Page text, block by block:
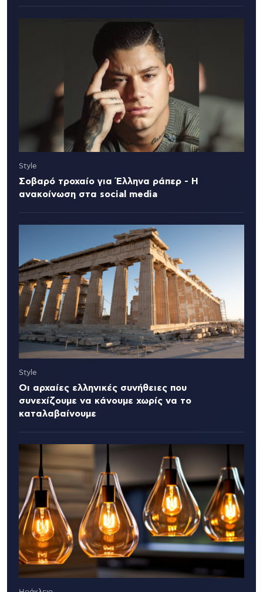
Style
Σοβαρό τροχαίο για Έλληνα ράπερ - Η
ανακοίνωση στα social media
Style
Οι αρχαίες ελληνικές συνήθειες που
συνεχίζουμε να κάνουμε χωρίς να το
καταλαβαίνουμε